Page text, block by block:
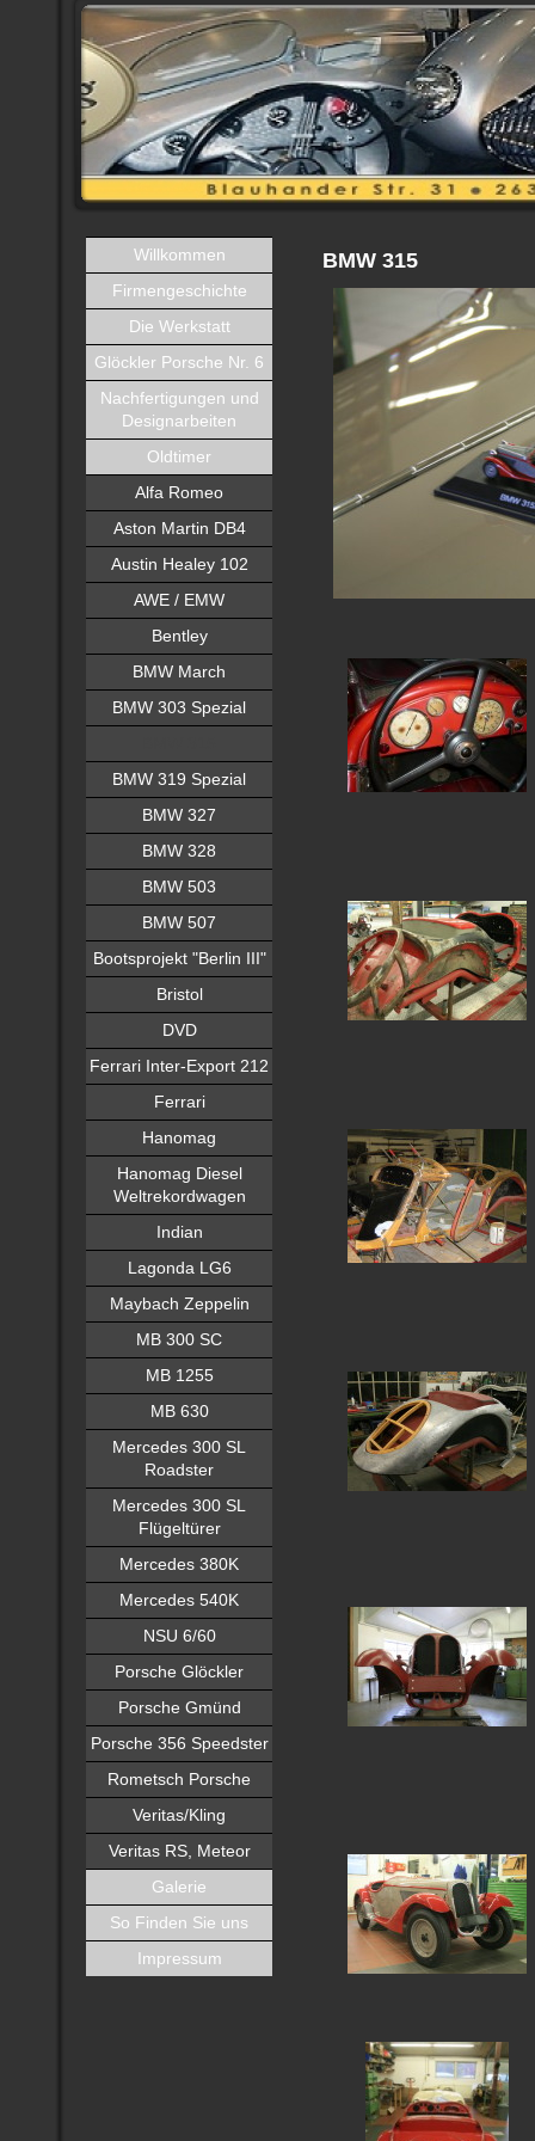
Willkommen
Firmengeschichte
Die Werkstatt
Glöckler Porsche Nr. 6
Nachfertigungen und
Designarbeiten
Oldtimer
Alfa Romeo
Aston Martin DB4
Austin Healey 102
AWE / EMW
Bentley
BMW March
BMW 303 Spezial
BMW 319 Spezial
BMW 327
BMW 328
BMW 503
BMW 507
Bootsprojekt "Berlin III"
Bristol
DVD
Ferrari Inter-Export 212
Ferrari
Hanomag
Hanomag Diesel
Weltrekordwagen
Indian
Lagonda LG6
Maybach Zeppelin
MB 300 SC
MB 1255
MB 630
Mercedes 300 SL
Roadster
Mercedes 300 SL
Flügeltürer
Mercedes 380K
Mercedes 540K
NSU 6/60
Porsche Glöckler
Porsche Gmünd
Porsche 356 Speedster
Rometsch Porsche
Veritas/Kling
Veritas RS, Meteor
Galerie
So Finden Sie uns
Impressum
BMW 315